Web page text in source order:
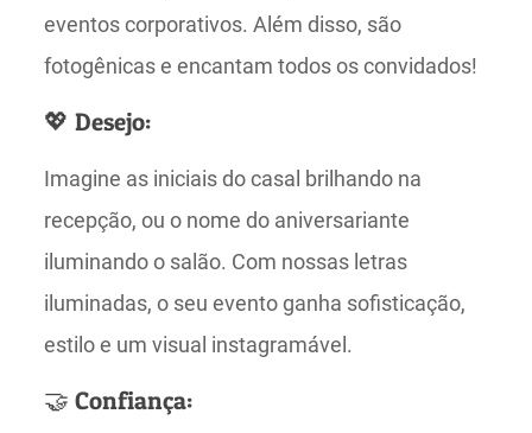
eventos corporativos. Além disso, são
fotogênicas e encantam todos os convidados!
💖 Desejo:
Imagine as iniciais do casal brilhando na
recepção, ou o nome do aniversariante
iluminando o salão. Com nossas letras
iluminadas, o seu evento ganha sofisticação,
estilo e um visual instagramável.
🤝 Confiança: